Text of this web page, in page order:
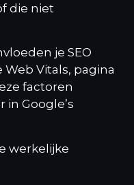
die niet
je SEO
Vitals, pagina
factoren
Google’s
werkelijke